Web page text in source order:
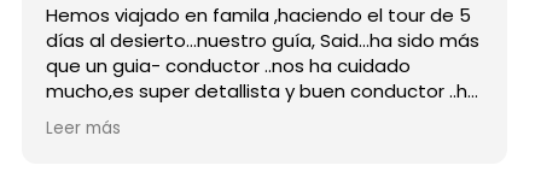
viajado en famila ,haciendo el tour de 5
al desierto...nuestro guía, Said...ha sido más
un guia- conductor ..nos ha cuidado
super detallista y buen conductor ..ha
atento a todas nuestras peticiones y
enseñado muchos lugares
más